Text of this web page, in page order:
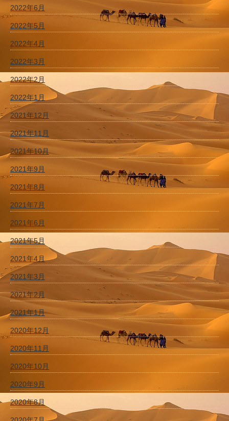
2022年6月
2022年5月
2022年4月
2022年3月
2022年2月
2022年1月
2021年12月
2021年11月
2021年10月
2021年9月
2021年8月
2021年7月
2021年6月
2021年5月
2021年4月
2021年3月
2021年2月
2021年1月
2020年12月
2020年11月
2020年10月
2020年9月
2020年8月